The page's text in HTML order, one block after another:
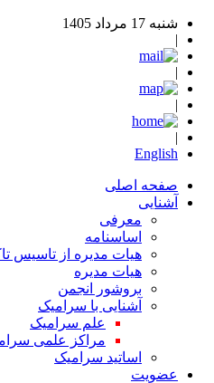
شنبه 17 مرداد 1405
English
صفحه اصلی
آشنایی
معرفی
اساسنامه
هیات مدیره از تاسیس
هیات مدیره
بروشور انجمن
آشنایی با سرامیک
علم سرامیک
مراکز علمی
اساتید سرامیک
عضویت